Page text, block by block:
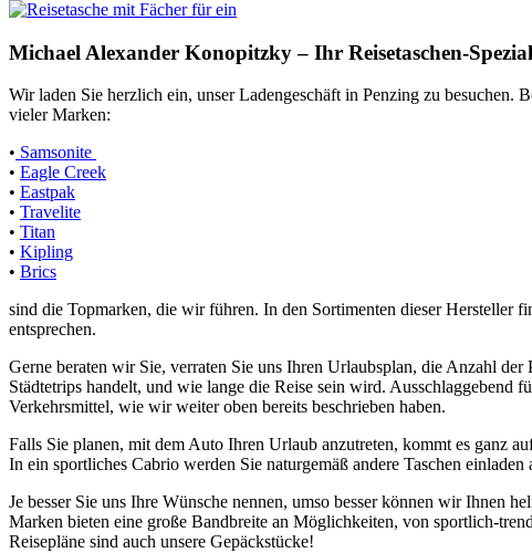
Michael Alexander Konopitzky – Ihr Reisetaschen-
Wir laden Sie herzlich ein, unser Ladengeschäft in Penzing zu besuchen.
vieler Marken:
• Samsonite
• Eagle Creek
• Eastpak
• Travelite
• Titan
• Kipling
• Brics
sind die Topmarken, die wir führen. In den Sortimenten dieser Hersteller
entsprechen.
Gerne beraten wir Sie, verraten Sie uns Ihren Urlaubsplan, die Anzahl
Städtetrips handelt, und wie lange die Reise sein wird. Ausschlaggebend
Verkehrsmittel, wie wir weiter oben bereits beschrieben haben.
Falls Sie planen, mit dem Auto Ihren Urlaub anzutreten, kommt es ganz
In ein sportliches Cabrio werden Sie naturgemäß andere Taschen
Je besser Sie uns Ihre Wünsche nennen, umso besser können wir Ihnen
Marken bieten eine große Bandbreite an Möglichkeiten, von sportlich-
Reisepläne sind auch unsere Gepäckstücke!